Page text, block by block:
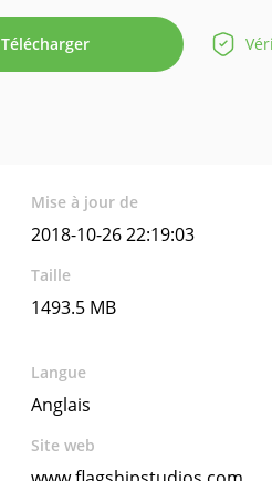
Télécharger
Mise à jour de
2018-10-26 22:19:03
Taille
1493.5 MB
Langue
Anglais
Site web